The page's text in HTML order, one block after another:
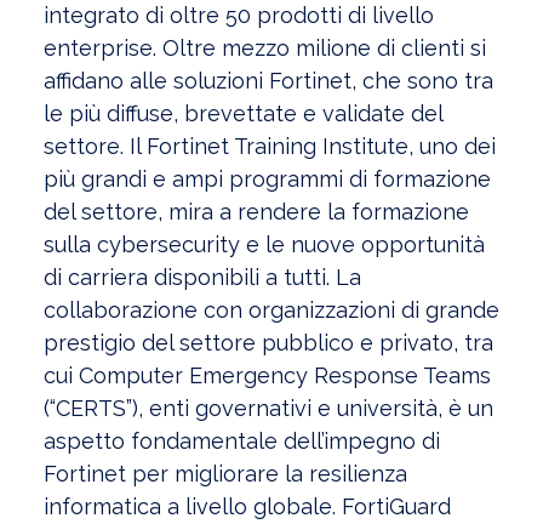
integrato di oltre 50 prodotti di livello
enterprise. Oltre mezzo milione di clienti si
affidano alle soluzioni Fortinet, che sono tra
le più diffuse, brevettate e validate del
settore. Il Fortinet Training Institute, uno dei
più grandi e ampi programmi di formazione
del settore, mira a rendere la formazione
sulla cybersecurity e le nuove opportunità
di carriera disponibili a tutti. La
collaborazione con organizzazioni di grande
prestigio del settore pubblico e privato, tra
cui Computer Emergency Response Teams
(“CERTS”), enti governativi e università, è un
aspetto fondamentale dell’impegno di
Fortinet per migliorare la resilienza
informatica a livello globale. FortiGuard